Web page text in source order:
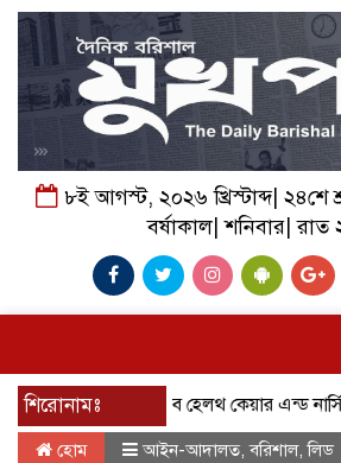
৮ই আগস্ট, ২০২৬ খ্রিস্টাব্দ| ২৪শে
বর্ষাকাল| শনিবার| রাত
শিরোনামঃ
বরিশালে রিহ্যাব হেলথ কেয়ার এন্ড নার্সিং
হোম আইন-আদালত,বরিশাল,লিড